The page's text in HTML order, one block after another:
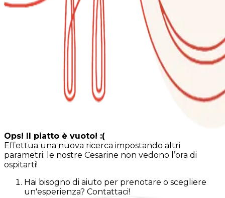
Ops! Il piatto è vuoto! :(
Effettua una nuova ricerca impostando altri
parametri: le nostre Cesarine non vedono l’ora di
ospitarti!
Hai bisogno di aiuto per prenotare o scegliere
un'esperienza? Contattaci!